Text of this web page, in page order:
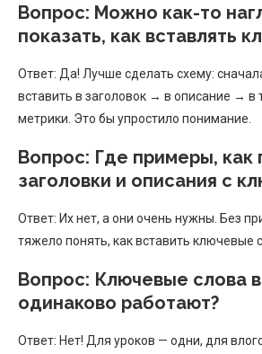
Вопрос: Можно как-то
показать, как вставлять
Ответ: Да! Лучше сделать схему:
вставить в заголовок → в описание → в
метрики. Это бы упростило понимание.
Вопрос: Где примеры, как
заголовки и описания с
Ответ: Их нет, а они очень нужны. Без
тяжело понять, как вставить ключевые
Вопрос: Ключевые слова
одинаково работают?
Ответ: Нет! Для уроков — одни, для